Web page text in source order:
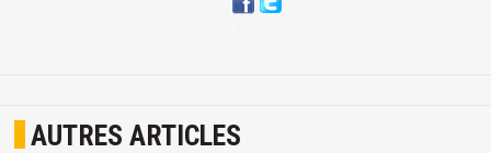
AUTRES ARTICLES